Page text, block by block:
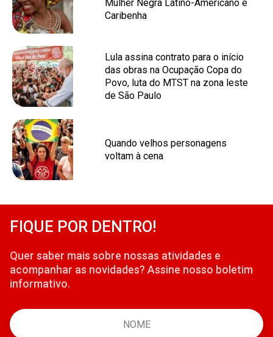
Mulher Negra Latino-Americano e
Caribenha
Lula assina contrato para o início
das obras na Ocupação Copa do
Povo, luta do MTST na zona leste
de São Paulo
Quando velhos personagens
voltam à cena
FIQUE POR DENTRO!
Quer saber mais sobre nossas atividades e
acompanhar as novidades? Assine nosso boletim
informativo.